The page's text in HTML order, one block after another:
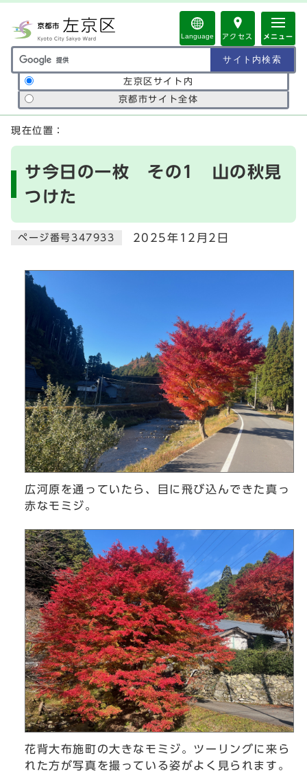
Language アクセス メニュー
サイト内検索の範囲
左京区サイト内
京都市サイト全体
ここから本文です
現在位置：
サ今日の一枚 その1 山の秋見
つけた
ページ番号347933 2025年12月2日
広河原を通っていたら、目に飛び込んできた真っ
赤なモミジ。
花背大布施町の大きなモミジ。ツーリングに来ら
れた方が写真を撮っている姿がよく見られます。